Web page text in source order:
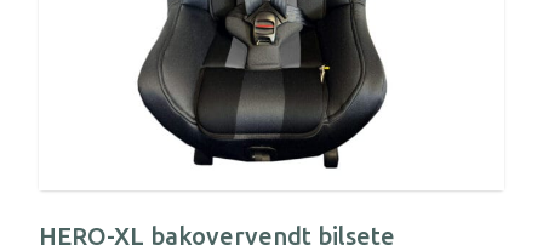
HERO-XL bakovervendt bilsete